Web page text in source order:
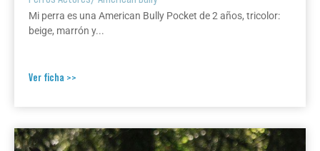
Mi perra es una American Bully Pocket de 2 años, tricolor:
beige, marrón y...
Ver ficha >>